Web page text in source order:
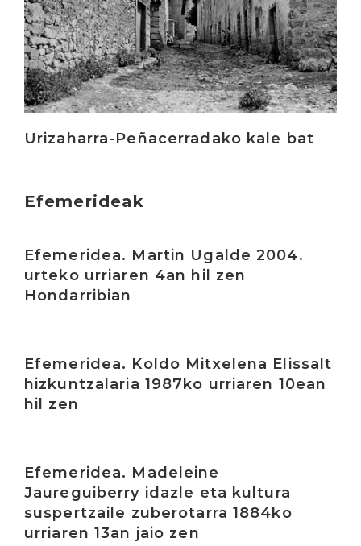
Urizaharra-Peñacerradako kale bat
Efemerideak
Efemeridea. Martin Ugalde 2004.
urteko urriaren 4an hil zen
Hondarribian
Efemeridea. Koldo Mitxelena Elissalt
hizkuntzalaria 1987ko urriaren 10ean
hil zen
Efemeridea. Madeleine
Jaureguiberry idazle eta kultura
suspertzaile zuberotarra 1884ko
urriaren 13an jaio zen